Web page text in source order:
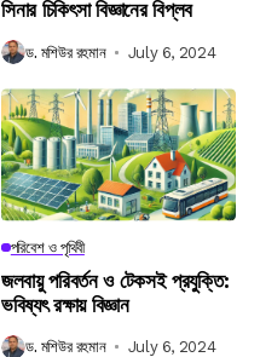
সিনার চিকিৎসা বিজ্ঞানের বিপ্লব
ড. মশিউর রহমান July 6, 2024
পরিবেশ ও পৃথিবী
জলবায়ু পরিবর্তন ও টেকসই প্রযুক্তি:
ভবিষ্যৎ রক্ষায় বিজ্ঞান
ড. মশিউর রহমান July 6, 2024